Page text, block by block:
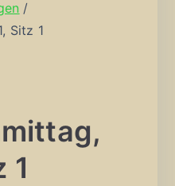
Sitz 1
1